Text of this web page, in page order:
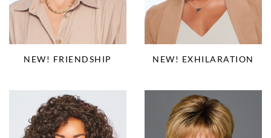
NEW! FRIENDSHIP NEW! EXHILARATION